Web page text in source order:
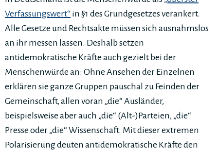
Verfassungswert“ in §1 des Grundgesetzes verankert.
Alle Gesetze und Rechtsakte müssen sich ausnahmslos
an ihr messen lassen. Deshalb setzen
antidemokratische Kräfte auch gezielt bei der
Menschenwürde an: Ohne Ansehen der Einzelnen
erklären sie ganze Gruppen pauschal zu Feinden der
Gemeinschaft, allen voran „die“ Ausländer,
beispielsweise aber auch „die“ (Alt-)Parteien, „die“
Presse oder „die“ Wissenschaft. Mit dieser extremen
Polarisierung deuten antidemokratische Kräfte den